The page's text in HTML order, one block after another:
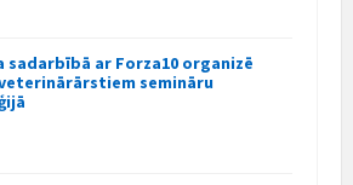
sadarbībā ar Forza10 organizē
semināru